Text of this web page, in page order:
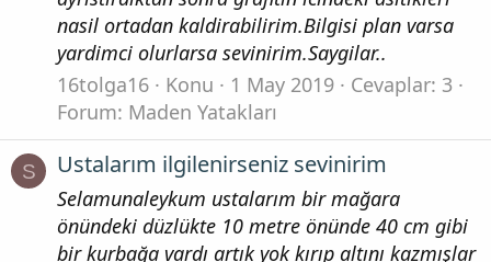
nasil ortadan kaldirabilirim.Bilgisi plan varsa
yardimci olurlarsa sevinirim.Saygilar..
16tolga16
Konu 1 May 2019
Cevaplar: 3
Forum: Maden Yatakları
S Ustalarım ilgilenirseniz sevinirim
Selamunaleykum ustalarım bir mağara
önündeki düzlükte 10 metre önünde 40 cm gibi
bir kurbağa vardı artık yok kırıp altını kazmışlar